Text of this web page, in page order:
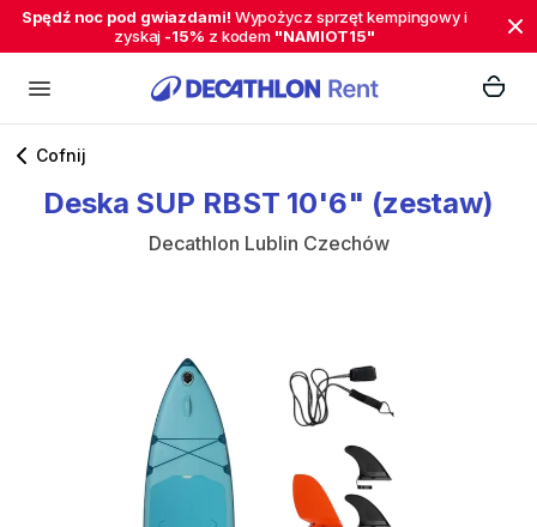
Spędź noc pod gwiazdami! Wypożycz sprzęt kempingowy i
zyskaj -15% z kodem "NAMIOT15"
Cofnij
Deska SUP RBST 10'6" (zestaw)
Decathlon Lublin Czechów